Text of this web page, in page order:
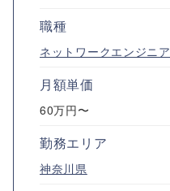
職種
ネットワークエンジニア
月額単価
60万円〜
勤務エリア
神奈川県